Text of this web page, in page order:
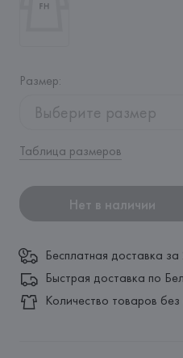
Размер:
Выберите размер
Таблица размеров
Нет в наличии
Бесплатная доставка
Быстрая доставка по
Количество товаров без